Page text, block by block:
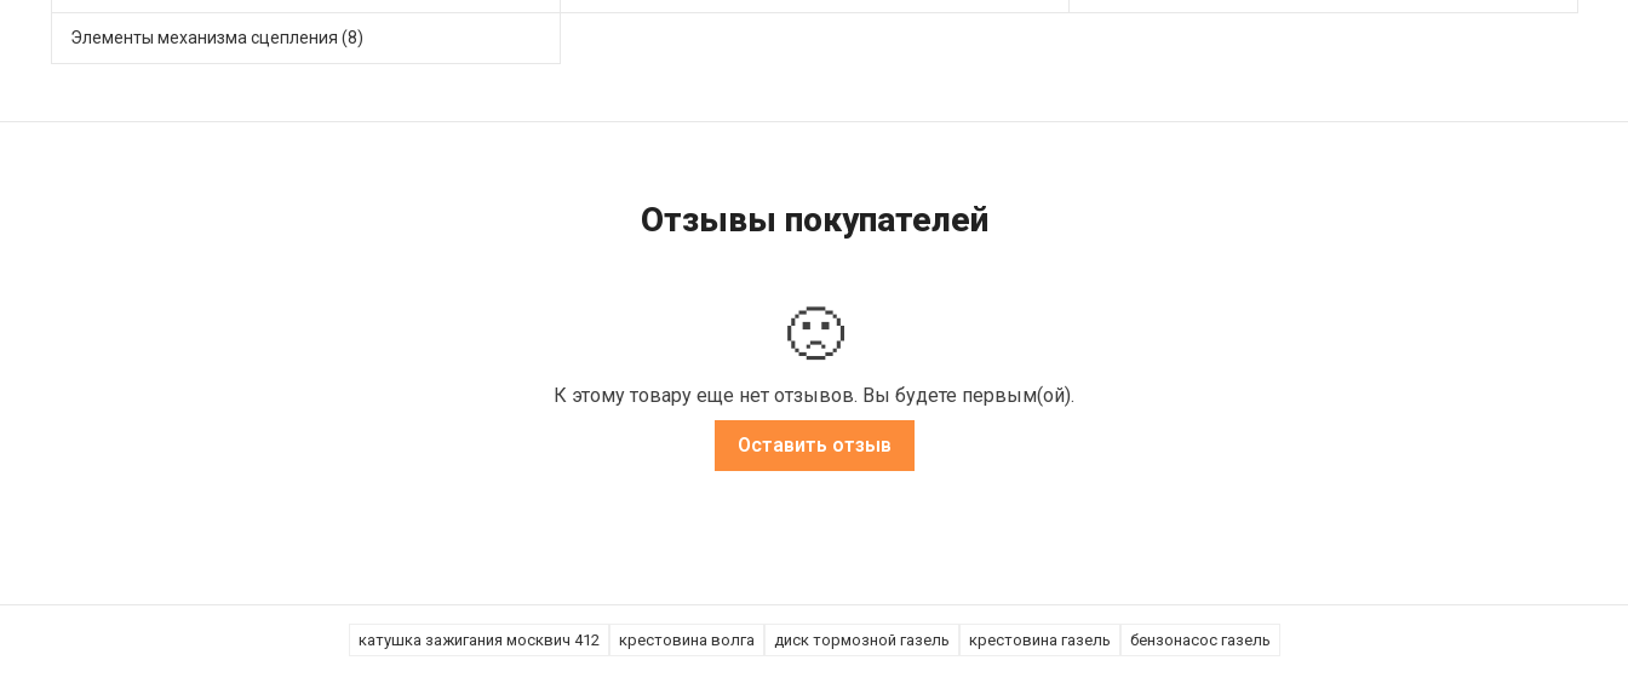
Элементы механизма сцепления (8)
Отзывы покупателей
🙁
К этому товару еще нет отзывов. Вы будете первым(ой).
Оставить отзыв
катушка зажигания москвич 412 крестовина волга диск тормозной газель крестовина газель бензонасос газель